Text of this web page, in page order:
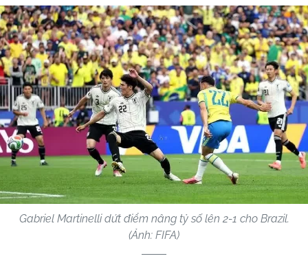
Gabriel Martinelli dứt điểm nâng tỷ số lên 2-1 cho Brazil.
(Ảnh: FIFA)